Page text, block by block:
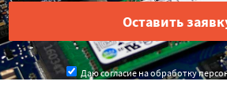
Даю согласие на обработку